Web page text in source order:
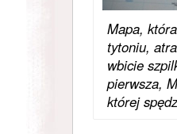
Mapa,
tytoniu,
wbicie
pierwsza,
której